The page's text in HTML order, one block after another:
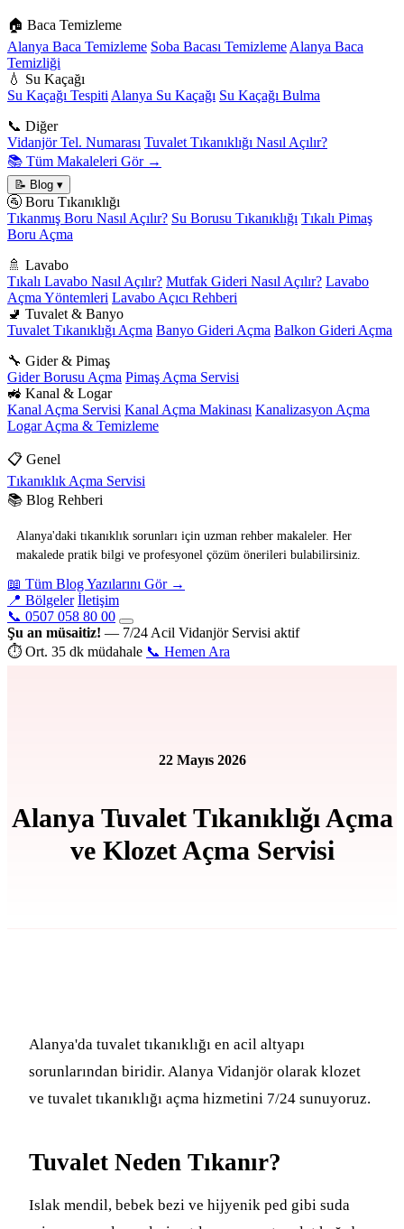
🏠 Baca Temizleme
Alanya Baca Temizleme Soba Bacası Temizleme Alanya Baca
Temizliği
💧 Su Kaçağı
Su Kaçağı Tespiti Alanya Su Kaçağı Su Kaçağı Bulma
📞 Diğer
Vidanjör Tel. Numarası Tuvalet Tıkanıklığı Nasıl Açılır?
📚 Tüm Makaleleri Gör →
📝 Blog ▾
🚰 Boru Tıkanıklığı
Tıkanmış Boru Nasıl Açılır? Su Borusu Tıkanıklığı Tıkalı Pimaş
Boru Açma
🚿 Lavabo
Tıkalı Lavabo Nasıl Açılır? Mutfak Gideri Nasıl Açılır? Lavabo
Açma Yöntemleri Lavabo Açıcı Rehberi
🚽 Tuvalet & Banyo
Tuvalet Tıkanıklığı Açma Banyo Gideri Açma Balkon Gideri Açma
🔧 Gider & Pimaş
Gider Borusu Açma Pimaş Açma Servisi
🚜 Kanal & Logar
Kanal Açma Servisi Kanal Açma Makinası Kanalizasyon Açma
Logar Açma & Temizleme
📋 Genel
Tıkanıklık Açma Servisi
📚 Blog Rehberi
Alanya'daki tıkanıklık sorunları için uzman rehber makaleler. Her
makalede pratik bilgi ve profesyonel çözüm önerileri bulabilirsiniz.
📖 Tüm Blog Yazılarını Gör →
📍 Bölgeler İletişim
📞 0507 058 80 00
Şu an müsaitiz! — 7/24 Acil Vidanjör Servisi aktif
⏱ Ort. 35 dk müdahale 📞 Hemen Ara
22 Mayıs 2026
Alanya Tuvalet Tıkanıklığı Açma
ve Klozet Açma Servisi
Alanya'da tuvalet tıkanıklığı en acil altyapı
sorunlarından biridir. Alanya Vidanjör olarak klozet
ve tuvalet tıkanıklığı açma hizmetini 7/24 sunuyoruz.
Tuvalet Neden Tıkanır?
Islak mendil, bebek bezi ve hijyenik ped gibi suda